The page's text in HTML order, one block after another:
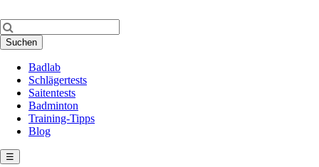
Suchbegriffe
Suchen
überspringen
Badlab
Schlägertests
Saitentests
Badminton
Training-Tipps
Blog
☰